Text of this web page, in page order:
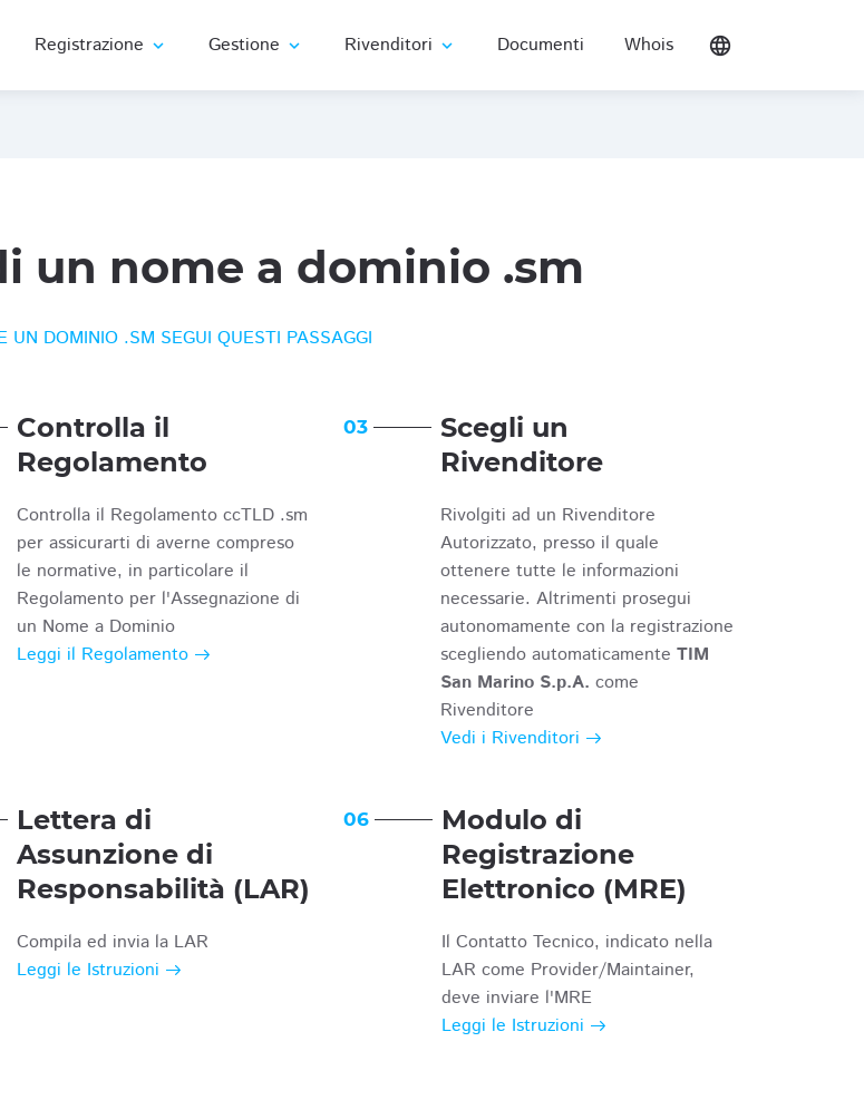
Registrazione expand_more Gestione expand_more Rivenditori expand_more Documenti Whois language
un nome a dominio .sm
UN DOMINIO .SM SEGUI QUESTI PASSAGGI
Controlla il
Regolamento
Controlla il Regolamento ccTLD .sm
per assicurarti di averne compreso
le normative, in particolare il
Regolamento per l'Assegnazione di
un Nome a Dominio
Leggi il Regolamento
03
Scegli un
Rivenditore
Rivolgiti ad un Rivenditore
Autorizzato, presso il quale
ottenere tutte le informazioni
necessarie. Altrimenti prosegui
autonomamente con la registrazione
scegliendo automaticamente TIM
San Marino S.p.A. come
Rivenditore
Vedi i Rivenditori
Lettera di
Assunzione di
Responsabilità (LAR)
Compila ed invia la LAR
Leggi le Istruzioni
06
Modulo di
Registrazione
Elettronico (MRE)
Il Contatto Tecnico, indicato nella
LAR come Provider/Maintainer,
deve inviare l'MRE
Leggi le Istruzioni